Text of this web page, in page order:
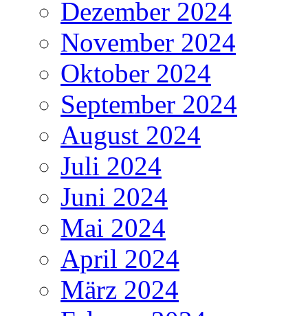
Dezember 2024
November 2024
Oktober 2024
September 2024
August 2024
Juli 2024
Juni 2024
Mai 2024
April 2024
März 2024